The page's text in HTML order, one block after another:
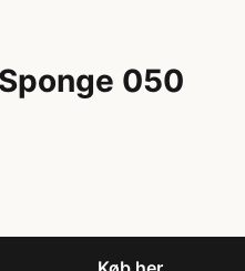
050